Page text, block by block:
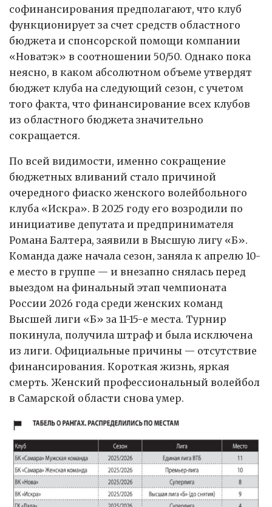
софинансирования предполагают, что клуб
функционирует за счет средств областного
бюджета и спонсорской помощи компании
«Новатэк» в соотношении 50/50. Однако пока
неясно, в каком абсолютном объеме утвердят
бюджет клуба на следующий сезон, с учетом
того факта, что финансирование всех клубов
из областного бюджета значительно
сокращается.
По всей видимости, именно сокращение
бюджетных вливаний стало причиной
очередного фиаско женского волейбольного
клуба «Искра». В 2025 году его возродили по
инициативе депутата и предпринимателя
Романа Балтера, заявили в Высшую лигу «Б».
Команда даже начала сезон, заняла к апрелю 10-
е место в группе — и внезапно снялась перед
выездом на финальный этап чемпионата
России 2026 года среди женских команд
Высшей лиги «Б» за 11-15-е места. Турнир
покинула, получила штраф и была исключена
из лиги. Официальные причины — отсутствие
финансирования. Короткая жизнь, яркая
смерть. Женский профессиональный волейбол
в Самарской области снова умер.